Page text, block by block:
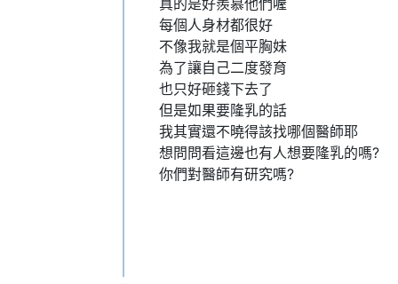
每個人身材都很好
不像我就是個平胸妹
為了讓自己二度發育
也只好砸錢下去了
但是如果要隆乳的話
我其實還不曉得該找哪個醫師耶
想問問看這邊也有人想要隆乳的嗎?
你們對醫師有研究嗎?